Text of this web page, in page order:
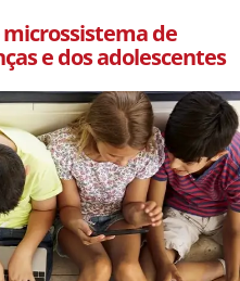
microssistema de
e dos adolescentes